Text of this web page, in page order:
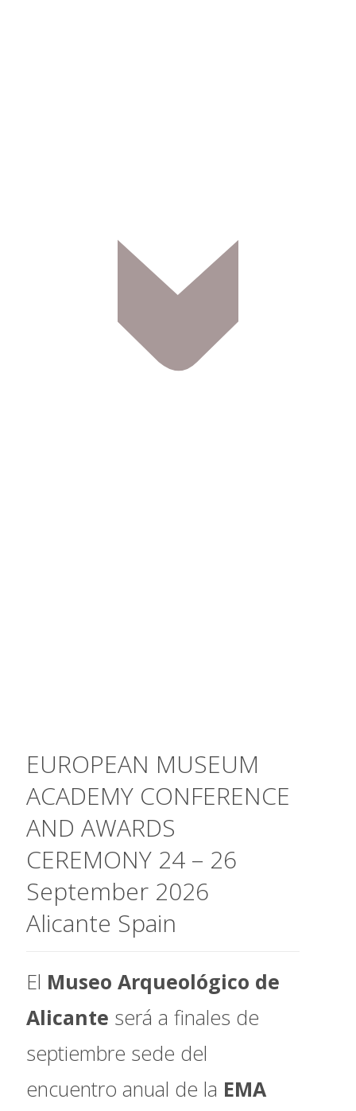
EUROPEAN MUSEUM
ACADEMY CONFERENCE
AND AWARDS
CEREMONY 24 – 26
September 2026
Alicante Spain
El Museo Arqueológico de
Alicante será a finales de
septiembre sede del
encuentro anual de la EMA